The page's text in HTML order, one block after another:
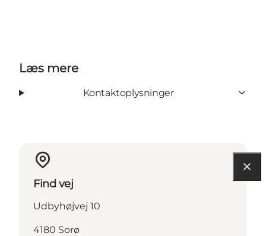
Læs mere
Kontaktoplysninger
Find vej
Udbyhøjvej 10
4180 Sorø